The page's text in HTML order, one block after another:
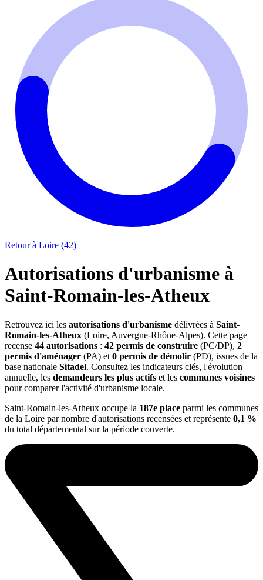
Retour à Loire (42)
Autorisations d'urbanisme à
Saint-Romain-les-Atheux
Retrouvez ici les autorisations d'urbanisme délivrées à Saint-
Romain-les-Atheux (Loire, Auvergne-Rhône-Alpes). Cette page
recense 44 autorisations : 42 permis de construire (PC/DP), 2
permis d'aménager (PA) et 0 permis de démolir (PD), issues de la
base nationale Sitadel. Consultez les indicateurs clés, l'évolution
annuelle, les demandeurs les plus actifs et les communes voisines
pour comparer l'activité d'urbanisme locale.
Saint-Romain-les-Atheux occupe la 187e place parmi les communes
de la Loire par nombre d'autorisations recensées et représente 0,1 %
du total départemental sur la période couverte.